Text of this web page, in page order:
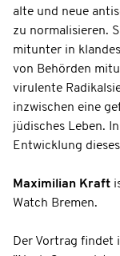
alte und neue
zu normalisieren.
mitunter in
von Behörden
virulente
inzwischen eine
jüdisches Leben.
Entwicklung
Maximilian Kraft
Watch Bremen.
Der Vortrag findet